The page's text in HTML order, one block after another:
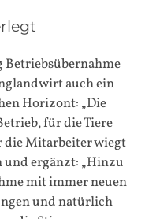
auch ein
Horizont: „Die
für die Tiere
die Mitarbeiter wiegt
und ergänzt: „Hinzu
mit immer neuen
und natürlich